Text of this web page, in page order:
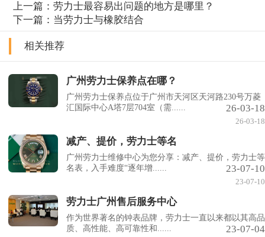
上一篇：劳力士最容易出问题的地方是哪里？
下一篇： 当劳力士与橡胶结合
相关推荐
广州劳力士保养点在哪？
广州劳力士保养点位于广州市天河区天河路230号万菱
汇国际中心A塔7层704室（需......
26-03-18
26-03-18
减产、提价，劳力士等名
广州劳力士维修中心为您分享：减产、提价，劳力士等
名表，入手难度“逐年增......
23-07-10
23-07-10
劳力士广州售后服务中心
作为世界著名的钟表品牌，劳力士一直以来都以其高品
质、高性能、高可靠性和......
23-07-04